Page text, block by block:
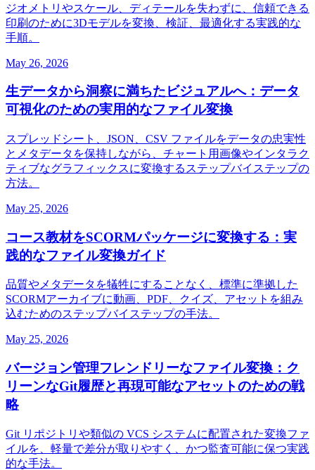
ジオメトリやスケール、ディテールを失わずに、信頼できる
印刷のために3Dモデルを変換、検証、最適化する実践的な
手順。
May 26, 2026
生データから洞察に満ちたビジュアルへ：データ
可視化のための実用的なファイル変換
スプレッドシート、JSON、CSV ファイルをデータの忠実性
とメタデータを保持しながら、チャート用画像やインタラク
ティブなグラフィックスに変換するステップバイステップの
方法。
May 25, 2026
コース教材をSCORMパッケージに変換する：実
践的なファイル変換ガイド
品質やメタデータを犠牲にすることなく、標準に準拠した
SCORMアーカイブに動画、PDF、クイズ、アセットを組み
込むためのステップバイステップの手法。
May 25, 2026
バージョン管理フレンドリーなファイル変換：ク
リーンなGit履歴と再現可能なアセットのための戦
略
Git リポジトリや類似の VCS システムに配置された変換ファ
イルを、軽量で差分が取りやすく、かつ監査可能に保つ実践
的な手法。